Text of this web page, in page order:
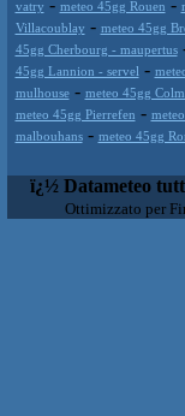
vatry - meteo 45gg Rouen -
Villacoublay - meteo 45gg
45gg Cherbourg - maupertus
45gg Lannion - servel -
mulhouse- meteo 45gg
meteo 45gg Pierrefen -
malbouhans- meteo 45gg
ï¿½ Datameteo
Ottimizzato per